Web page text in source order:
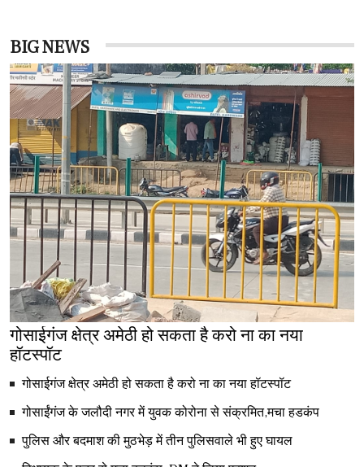
BIG NEWS
गोसाईगंज क्षेत्र अमेठी हो सकता है करो ना का नया
हॉटस्पॉट
गोसाईगंज क्षेत्र अमेठी हो सकता है करो ना का नया हॉटस्पॉट
गोसाईंगंज के जलौदी नगर में युवक कोरोना से संक्रमित,मचा हडकंप
पुलिस और बदमाश की मुठभेड़ में तीन पुलिसवाले भी हुए घायल